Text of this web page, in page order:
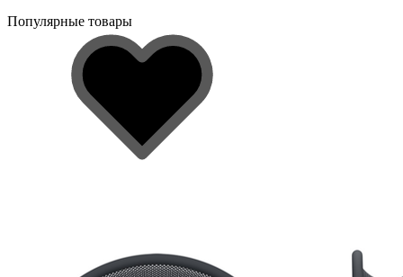
Популярные товары